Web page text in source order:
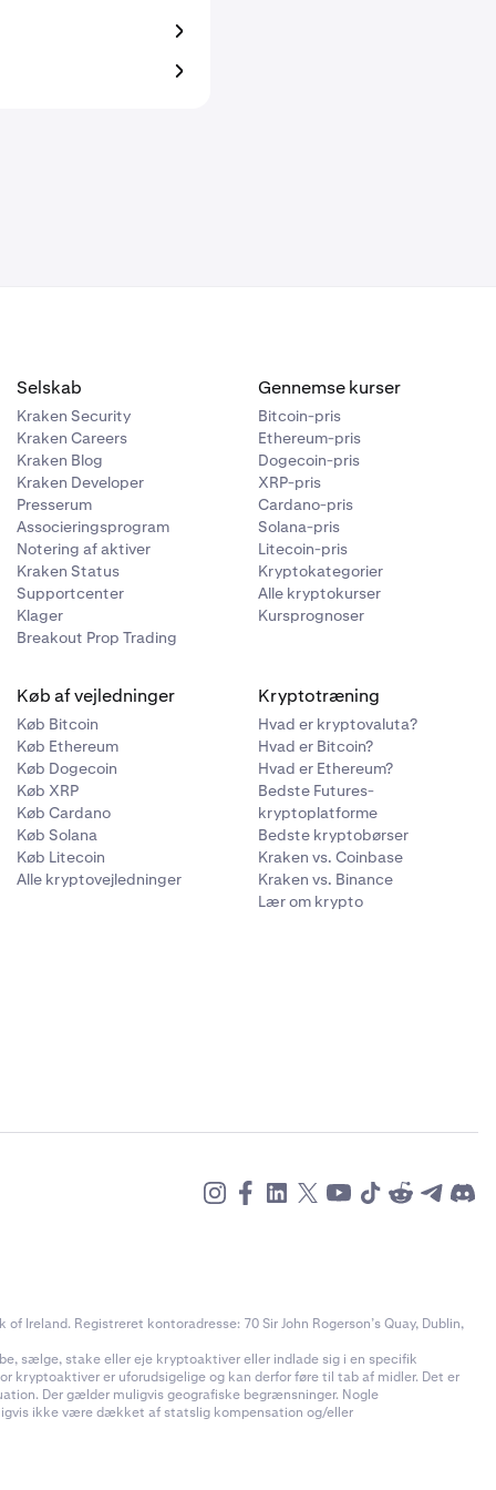
Selskab
Kraken Security
Kraken Careers
Kraken Blog
Kraken Developer
Presserum
Associeringsprogram
Notering af aktiver
Kraken Status
Supportcenter
Klager
Breakout Prop Trading
Gennemse kurser
Bitcoin-pris
Ethereum-pris
Dogecoin-pris
XRP-pris
Cardano-pris
Solana-pris
Litecoin-pris
Kryptokategorier
Alle kryptokurser
Kursprognoser
Køb af vejledninger
Køb Bitcoin
Køb Ethereum
Køb Dogecoin
Køb XRP
Køb Cardano
Køb Solana
Køb Litecoin
Alle kryptovejledninger
Kryptotræning
Hvad er kryptovaluta?
Hvad er Bitcoin?
Hvad er Ethereum?
Bedste Futures-
kryptoplatforme
Bedste kryptobørser
Kraken vs. Coinbase
Kraken vs. Binance
Lær om krypto
Registreret kontoradresse: 70 Sir John Rogerson’s Quay, Dublin,
sælge, stake eller eje kryptoaktiver eller indlade sig i en specifik
kryptoaktiver er uforudsigelige og kan derfor føre til tab af midler. Det er
Der gælder muligvis geografiske begrænsninger. Nogle
ikke være dækket af statslig kompensation og/eller